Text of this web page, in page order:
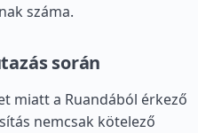
száma.
során
miatt a Ruandából érkező
nemcsak kötelező